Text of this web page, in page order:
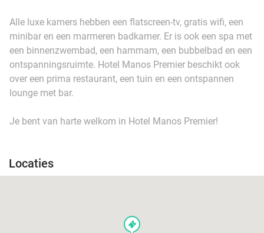
Alle luxe kamers hebben een flatscreen-tv, gratis wifi, een
minibar en een marmeren badkamer. Er is ook een spa met
een binnenzwembad, een hammam, een bubbelbad en een
ontspanningsruimte. Hotel Manos Premier beschikt ook
over een prima restaurant, een tuin en een ontspannen
lounge met bar.
Je bent van harte welkom in Hotel Manos Premier!
Locaties
events